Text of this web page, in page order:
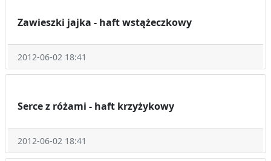
Zawieszki jajka - haft wstążeczkowy
2012-06-02 18:41
Serce z różami - haft krzyżykowy
2012-06-02 18:41